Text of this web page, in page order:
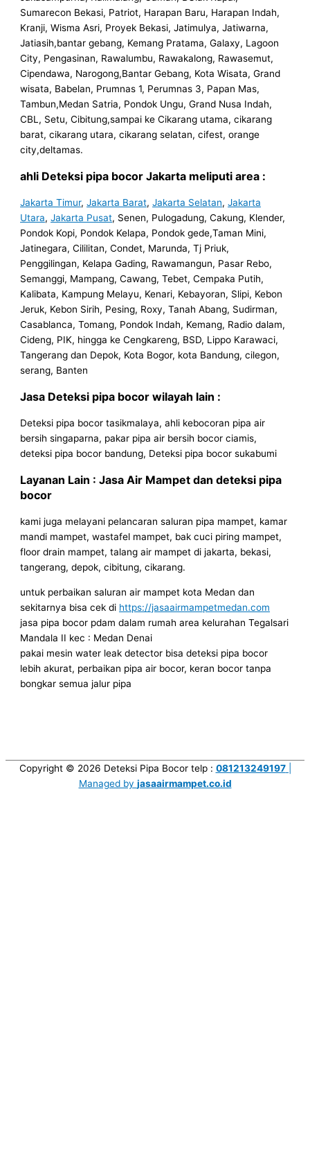
Sumarecon Bekasi, Patriot, Harapan Baru, Harapan Indah,
Kranji, Wisma Asri, Proyek Bekasi, Jatimulya, Jatiwarna,
Jatiasih,bantar gebang, Kemang Pratama, Galaxy, Lagoon
City, Pengasinan, Rawalumbu, Rawakalong, Rawasemut,
Cipendawa, Narogong,Bantar Gebang, Kota Wisata, Grand
wisata, Babelan, Prumnas 1, Perumnas 3, Papan Mas,
Tambun,Medan Satria, Pondok Ungu, Grand Nusa Indah,
CBL, Setu, Cibitung,sampai ke Cikarang utama, cikarang
barat, cikarang utara, cikarang selatan, cifest, orange
city,deltamas.
ahli Deteksi pipa bocor Jakarta meliputi area :
Jakarta Timur,Jakarta Barat,Jakarta Selatan,Jakarta
Utara,Jakarta Pusat, Senen, Pulogadung, Cakung, Klender,
Pondok Kopi, Pondok Kelapa, Pondok gede,Taman Mini,
Jatinegara, Cililitan, Condet, Marunda, Tj Priuk,
Penggilingan, Kelapa Gading, Rawamangun, Pasar Rebo,
Semanggi, Mampang, Cawang, Tebet, Cempaka Putih,
Kalibata, Kampung Melayu, Kenari, Kebayoran, Slipi, Kebon
Jeruk, Kebon Sirih, Pesing, Roxy, Tanah Abang, Sudirman,
Casablanca, Tomang, Pondok Indah, Kemang, Radio dalam,
Cideng, PIK, hingga ke Cengkareng, BSD, Lippo Karawaci,
Tangerang dan Depok, Kota Bogor, kota Bandung, cilegon,
serang, Banten
Jasa Deteksi pipa bocor wilayah lain :
Deteksi pipa bocor tasikmalaya, ahli kebocoran pipa air
bersih singaparna, pakar pipa air bersih bocor ciamis,
deteksi pipa bocor bandung, Deteksi pipa bocor sukabumi
Layanan Lain : Jasa Air Mampet dan deteksi pipa
bocor
kami juga melayani pelancaran saluran pipa mampet, kamar
mandi mampet, wastafel mampet, bak cuci piring mampet,
floor drain mampet, talang air mampet di jakarta, bekasi,
tangerang, depok, cibitung, cikarang.
untuk perbaikan saluran air mampet kota Medan dan
sekitarnya bisa cek di https://jasaairmampetmedan.com
jasa pipa bocor pdam dalam rumah area kelurahan Tegalsari
Mandala II kec : Medan Denai
pakai mesin water leak detector bisa deteksi pipa bocor
lebih akurat, perbaikan pipa air bocor, keran bocor tanpa
bongkar semua jalur pipa
Copyright © 2026 Deteksi Pipa Bocortelp : 081213249197|
Managed by jasaairmampet.co.id